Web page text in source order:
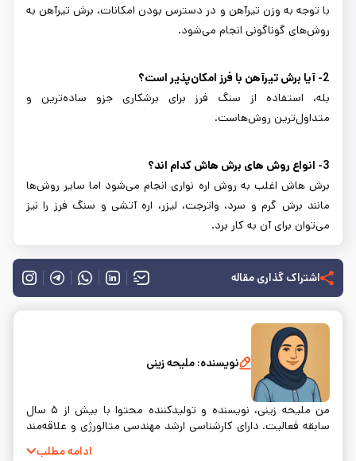
با توجه به وزن تیرآهن و در دسترس بودن امکانات، برش تیرآهن به
روش‌های گوناگونی انجام می‌شود.
2- آیا برش تیرآهن با فرز امکان‌پذیر است؟
بله، استفاده از سنگ فرز برای برشکاری جزو ساده‌ترین و
متداول‌ترین روش‌هاست.
3- انواع روش‌ های برش هاش کدام اند؟
برش هاش اغلب به روش اره نواری انجام می‌شود اما سایر روش‌ها
مانند برش گرم و سرد، واترجت، لیزر، اره آتشی و سنگ فرز را نیز
می‌توان برای آن به کار برد.
اشتراک گذاری مقاله
نویسنده: ملیحه زینی
من ملیحه زینی، نویسنده و تولیدکننده محتوا با بیش از ۵ سال
سابقه فعالیت. دارای کارشناسی ارشد مهندسی متالورژی و علاقه‌مند
ادامه مطلب